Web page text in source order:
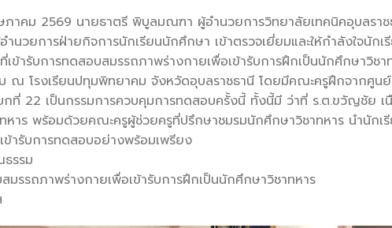
าคม 2569 นายธาตรี พิบูลมณฑา ผู้อำนวยการวิทยาลัยเทคนิคอุบลราช
นวยการฝ่ายกิจการนักเรียนนักศึกษา เข้าตรวจเยี่ยมและให้กำลังใจนัก
เข้ารับการทดสอบสมรรถภาพร่างกายเพื่อเข้ารับการฝึกเป็นนักศึกษาวิช
ม ณ โรงเรียนปทุมพิทยาคม จังหวัดอุบลราชธานี โดยมีคณะครูฝึกจากศูน
ที่ 22 เป็นกรรมการควบคุมการทดสอบครั้งนี้ ทั้งนี้มี ว่าที่ ร.ต.ขวัญชัย เ
หาร พร้อมด้วยคณะครูผู้ช่วยครูที่ปรึกษาชมรมนักศึกษาวิชาทหาร นำนักเ
ข้ารับการทดสอบอย่างพร้อมเพรียง
รรม
มรรถภาพร่างกายเพื่อเข้ารับการฝึกเป็นนักศึกษาวิชาทหาร